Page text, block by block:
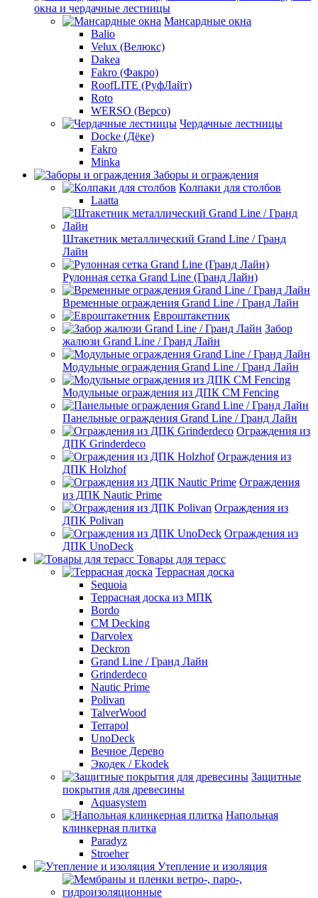
окна и чердачные лестницы
Мансардные окна
Balio
Velux (Велюкс)
Dakea
Fakro (Факро)
RoofLITE (РуфЛайт)
Roto
WERSO (Версо)
Чердачные лестницы
Docke (Дёке)
Fakro
Minka
Заборы и ограждения
Колпаки для столбов
Laatta
Штакетник металлический Grand Line / Гранд
Лайн
Рулонная сетка Grand Line (Гранд Лайн)
Временные ограждения Grand Line / Гранд Лайн
Евроштакетник
Забор
жалюзи Grand Line / Гранд Лайн
Модульные ограждения Grand Line / Гранд Лайн
Модульные ограждения из ДПК CM Fencing
Панельные ограждения Grand Line / Гранд Лайн
Ограждения из
ДПК Grinderdeco
Ограждения из
ДПК Holzhof
Ограждения
из ДПК Nautic Prime
Ограждения из
ДПК Polivan
Ограждения из
ДПК UnoDeck
Товары для терасс
Террасная доска
Sequoia
Террасная доска из МПК
Bordo
CM Decking
Darvolex
Deckron
Grand Line / Гранд Лайн
Grinderdeco
Nautic Prime
Polivan
TalverWood
Terrapol
UnoDeck
Вечное Дерево
Экодек / Ekodek
Защитные
покрытия для древесины
Aquasystem
Напольная
клинкерная плитка
Paradyz
Stroeher
Утепление и изоляция